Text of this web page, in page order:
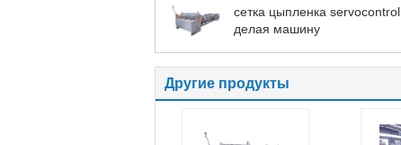
сетка цыпленка servocontrol
делая машину
Другие продукты